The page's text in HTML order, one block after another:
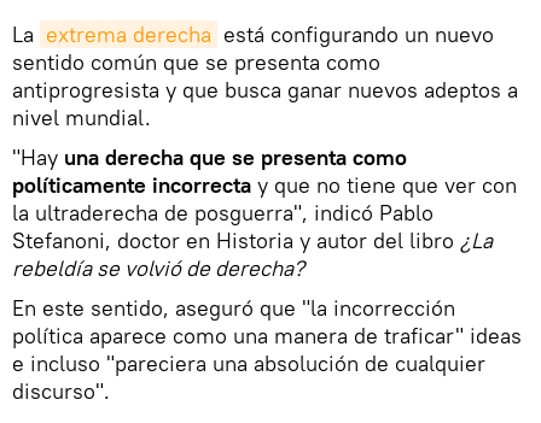
La extrema derecha está configurando un nuevo
sentido común que se presenta como
antiprogresista y que busca ganar nuevos adeptos a
nivel mundial.
"Hay una derecha que se presenta como
políticamente incorrecta y que no tiene que ver con
la ultraderecha de posguerra", indicó Pablo
Stefanoni, doctor en Historia y autor del libro ¿La
rebeldía se volvió de derecha?
En este sentido, aseguró que "la incorrección
política aparece como una manera de traficar" ideas
e incluso "pareciera una absolución de cualquier
discurso".